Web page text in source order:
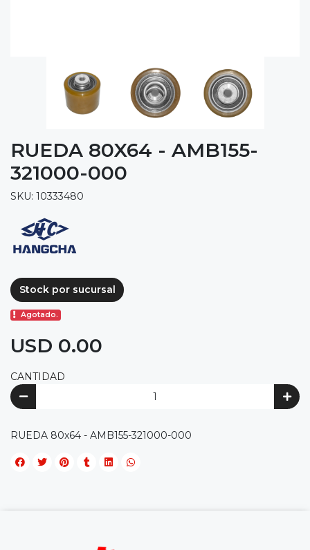
RUEDA 80X64 - AMB155-
321000-000
SKU: 10333480
Stock por sucursal
Agotado.
USD 0.00
CANTIDAD
RUEDA 80x64 - AMB155-321000-000